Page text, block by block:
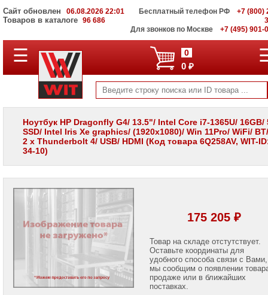
Сайт обновлен 06.08.2026 22:01
Товаров в каталоге 96 686
Бесплатный телефон РФ
+7 (800)
Для звонков по Москве
+7 (495) 901-
ПОЛНЫЙ
КАТАЛОГ
Корпоративные
серверы
WIT
Системы
хранения
данных
Мониторы
LCD
Проекторы
проекторов
☰ 0
0 ₽
Ноутбук HP Dragonfly G4/ 13.5"/ Intel Core i7-1365U/ 16GB/
SSD/ Intel Iris Xe graphics/ (1920x1080)/ Win 11Pro/ WiFi/
2 x Thunderbolt 4/ USB/ HDMI (Код товара 6Q258AV, WIT-
34-10)
175 205 ₽
Товар на складе отстутствует.
Оставьте координаты для
удобного способа связи с Вами,
мы сообщим о появлении
продаже или в ближайших
поставках.